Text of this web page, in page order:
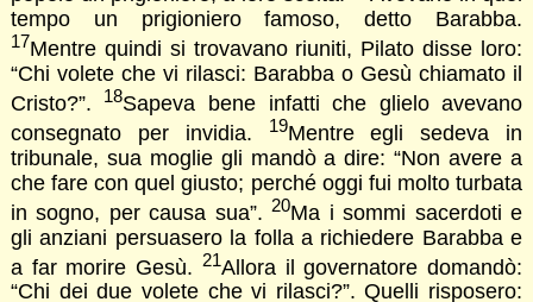
tempo un prigioniero famoso, detto Barabba.
17Mentre quindi si trovavano riuniti, Pilato disse loro:
“Chi volete che vi rilasci: Barabba o Gesù chiamato il
Cristo?”.
18Sapeva bene infatti che glielo avevano
consegnato per invidia.
19Mentre egli sedeva in
tribunale, sua moglie gli mandò a dire: “Non avere a
che fare con quel giusto; perché oggi fui molto turbata
in sogno, per causa sua”.20Ma i sommi sacerdoti e
gli anziani persuasero la folla a richiedere Barabba e
a far morire Gesù.
21Allora il governatore domandò:
“Chi dei due volete che vi rilasci?”. Quelli risposero: